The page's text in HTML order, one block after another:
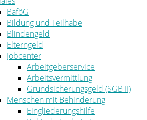
BaföG
Bildung und Teilhabe
Blindengeld
Elterngeld
Jobcenter
Arbeitgeberservice
Arbeitsvermittlung
Grundsicherungsgeld (SGB II)
Menschen mit Behinderung
Eingliederungshilfe